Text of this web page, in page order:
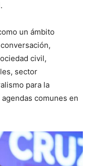
un ámbito
civil,
sector
para la
comunes en